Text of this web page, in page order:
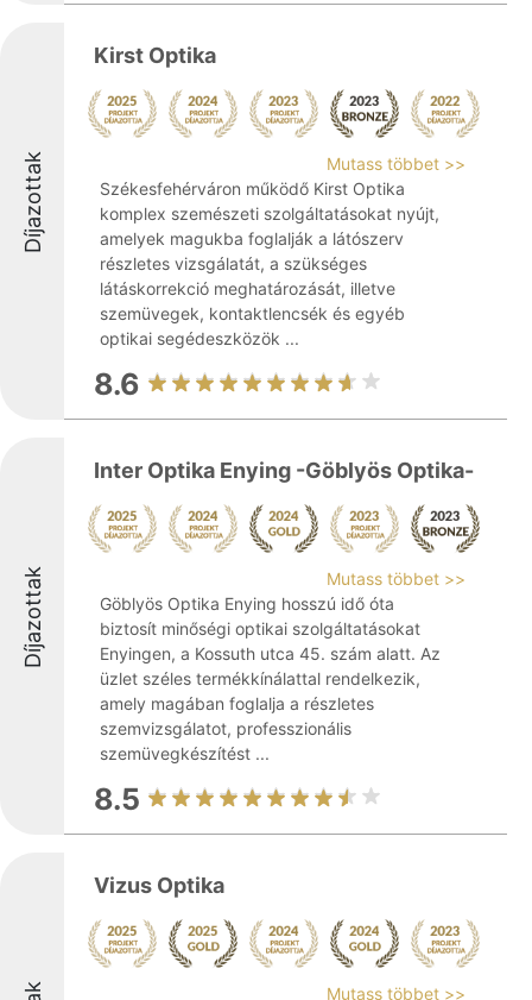
Díjazottak
Kirst Optika
Mutass többet >>
Székesfehérváron működő Kirst Optika
komplex szemészeti szolgáltatásokat nyújt,
amelyek magukba foglalják a látószerv
részletes vizsgálatát, a szükséges
látáskorrekció meghatározását, illetve
szemüvegek, kontaktlencsék és egyéb
optikai segédeszközök ...
8.6
Díjazottak
Inter Optika Enying -Göblyös Optika-
Mutass többet >>
Göblyös Optika Enying hosszú idő óta
biztosít minőségi optikai szolgáltatásokat
Enyingen, a Kossuth utca 45. szám alatt. Az
üzlet széles termékkínálattal rendelkezik,
amely magában foglalja a részletes
szemvizsgálatot, professzionális
szemüvegkészítést ...
8.5
Vizus Optika
Mutass többet >>